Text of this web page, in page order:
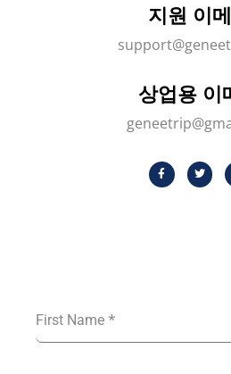
지원 이
상업용 이
First Name *